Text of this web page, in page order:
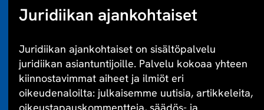
Juridiikan ajankohtaiset
Juridiikan ajankohtaiset on sisältöpalvelu
juridiikan asiantuntijoille. Palvelu kokoaa yhteen
kiinnostavimmat aiheet ja ilmiöt eri
oikeudenaloilta: julkaisemme uutisia, artikkeleita,